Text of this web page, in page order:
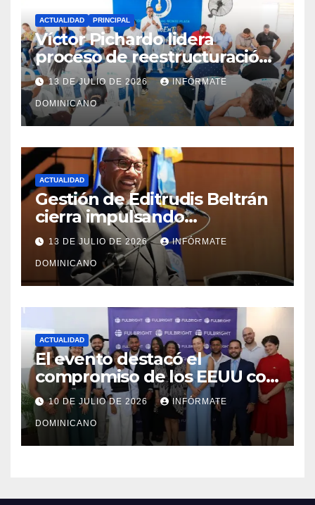
ACTUALIDAD PRINCIPAL
Víctor Pichardo lidera
proceso de reestructuración
y fortalecimiento del PRM en
Monte Plata
13 DE JULIO DE 2026 INFÓRMATE
DOMINICANO
ACTUALIDAD
Gestión de Editrudis Beltrán
cierra impulsando
modernización, expansión y
transformación institucional
13 DE JULIO DE 2026 INFÓRMATE
DOMINICANO
ACTUALIDAD
El evento destacó el
compromiso de los EEUU con
el liderazgo, la innovación y la
excelencia académica por
más de ocho décadas.
10 DE JULIO DE 2026 INFÓRMATE
DOMINICANO